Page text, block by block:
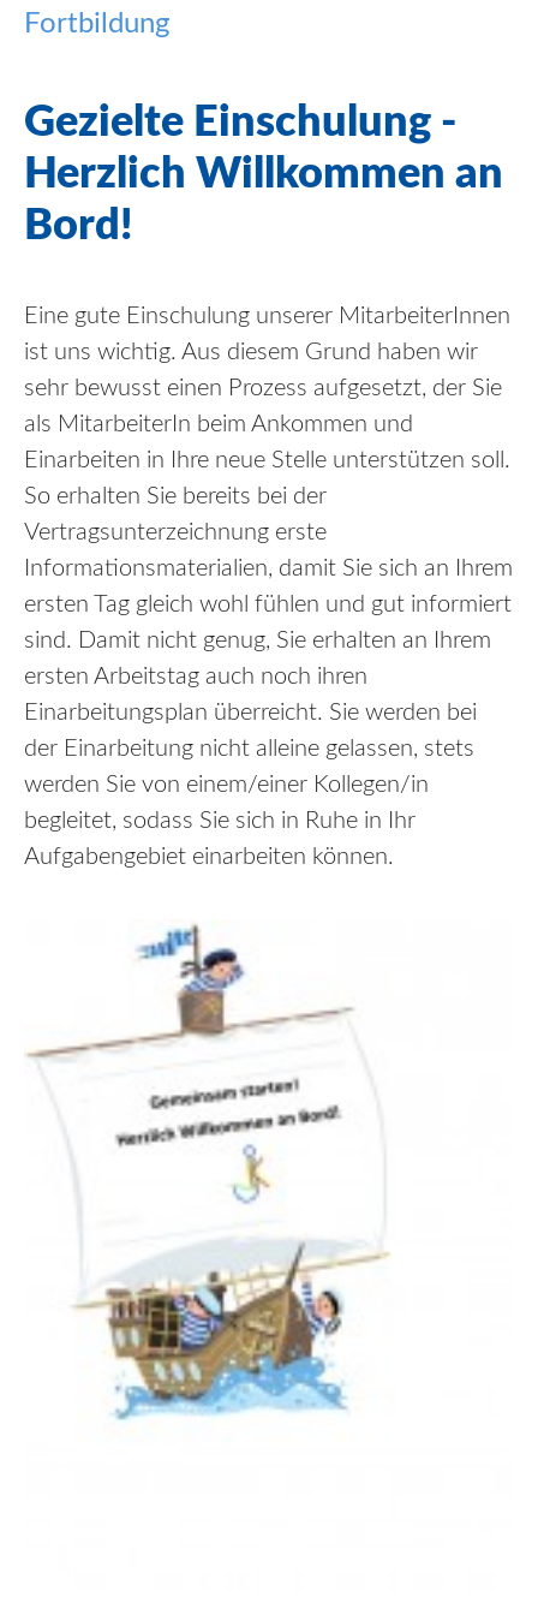
Fortbildung
Gezielte Einschulung -
Herzlich Willkommen an
Bord!
Eine gute Einschulung unserer MitarbeiterInnen
ist uns wichtig. Aus diesem Grund haben wir
sehr bewusst einen Prozess aufgesetzt, der Sie
als MitarbeiterIn beim Ankommen und
Einarbeiten in Ihre neue Stelle unterstützen soll.
So erhalten Sie bereits bei der
Vertragsunterzeichnung erste
Informationsmaterialien, damit Sie sich an Ihrem
ersten Tag gleich wohl fühlen und gut informiert
sind. Damit nicht genug, Sie erhalten an Ihrem
ersten Arbeitstag auch noch ihren
Einarbeitungsplan überreicht. Sie werden bei
der Einarbeitung nicht alleine gelassen, stets
werden Sie von einem/einer Kollegen/in
begleitet, sodass Sie sich in Ruhe in Ihr
Aufgabengebiet einarbeiten können.